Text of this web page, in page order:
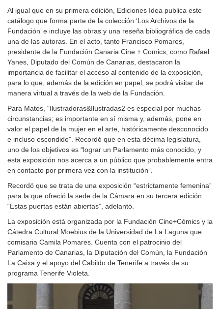
Al igual que en su primera edición, Ediciones Idea publica este
catálogo que forma parte de la colección ‘Los Archivos de la
Fundación’ e incluye las obras y una reseña bibliográfica de cada
una de las autoras. En el acto, tanto Francisco Pomares,
presidente de la Fundación Canaria Cine + Comics, como Rafael
Yanes, Diputado del Común de Canarias, destacaron la
importancia de facilitar el acceso al contenido de la exposición,
para lo que, además de la edición en papel, se podrá visitar de
manera virtual a través de la web de la Fundación.
Para Matos, “Ilustradoras&Ilustradas2 es especial por muchas
circunstancias; es importante en sí misma y, además, pone en
valor el papel de la mujer en el arte, históricamente desconocido
e incluso escondido”. Recordó que en esta décima legislatura,
uno de los objetivos es “lograr un Parlamento más conocido, y
esta exposición nos acerca a un público que probablemente entra
en contacto por primera vez con la institución”.
Recordó que se trata de una exposición “estrictamente femenina”
para la que ofreció la sede de la Cámara en su tercera edición.
“Estas puertas están abiertas”, adelantó.
La exposición está organizada por la Fundación Cine+Cómics y la
Cátedra Cultural Moebius de la Universidad de La Laguna que
comisaria Camila Pomares. Cuenta con el patrocinio del
Parlamento de Canarias, la Diputación del Común, la Fundación
La Caixa y el apoyo del Cabildo de Tenerife a través de su
programa Tenerife Violeta.